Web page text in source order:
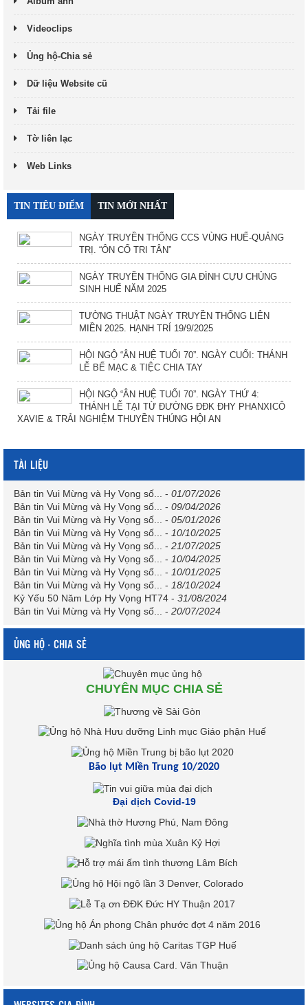
Videoclips
Ủng hộ-Chia sẻ
Dữ liệu Website cũ
Tải file
Tờ liên lạc
Web Links
TIN TIÊU ĐIỂM TIN MỚI NHẤT
NGÀY TRUYỀN THỐNG CCS VÙNG HUẾ-QUẢNG
TRỊ. “ÔN CỐ TRI TÂN”
NGÀY TRUYỀN THỐNG GIA ĐÌNH CỰU CHỦNG
SINH HUẾ NĂM 2025
TƯỜNG THUẬT NGÀY TRUYỀN THỐNG LIÊN
MIỀN 2025. HẠNH TRÍ 19/9/2025
HỘI NGỘ “ÂN HUỆ TUỔI 70”. NGÀY CUỐI: THÁNH
LỄ BẾ MẠC & TIỆC CHIA TAY
HỘI NGỘ “ÂN HUỆ TUỔI 70”. NGÀY THỨ 4:
THÁNH LỄ TẠI TỪ ĐƯỜNG ĐĐK ĐHY PHANXICÔ
XAVIE & TRẢI NGHIỆM THUYỀN THÚNG HỘI AN
TÀI LIỆU
Bản tin Vui Mừng và Hy Vọng số... - 01/07/2026
Bản tin Vui Mừng và Hy Vọng số...
- 09/04/2026
Bản tin Vui Mừng và Hy Vọng số...
- 05/01/2026
Bản tin Vui Mừng và Hy Vọng số...
- 10/10/2025
Bản tin Vui Mừng và Hy Vọng số...
- 21/07/2025
Bản tin Vui Mừng và Hy Vọng số...
- 10/04/2025
Bản tin Vui Mừng và Hy Vọng số...
- 10/01/2025
Bản tin Vui Mừng và Hy Vọng số...
- 18/10/2024
Kỷ Yếu 50 Năm Lớp Hy Vọng HT74 - 31/08/2024
Bản tin Vui Mừng và Hy Vọng số...
- 20/07/2024
ỦNG HỘ - CHIA SẺ
CHUYÊN MỤC CHIA SẺ
Bão lụt Miền Trung 10/2020
Đại dịch Covid-19